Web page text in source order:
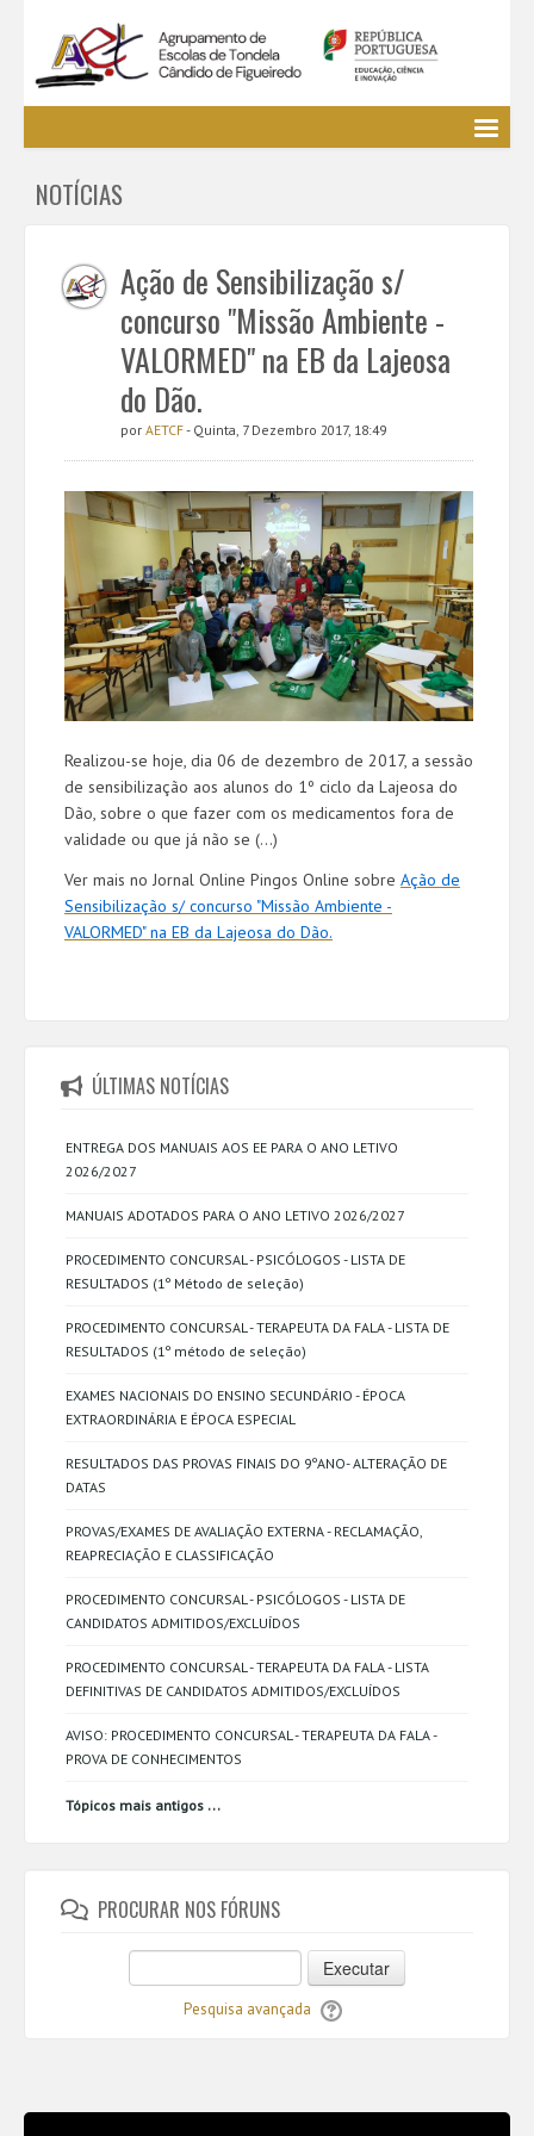
EE / Alunos
Cursos Profissionais
Bibliotecas
Media AETCF
Legislação
Utilizador não identificado. (
NOTÍCIAS
Ação de Sensibilização s/
concurso "Missão Ambiente -
VALORMED" na EB da Lajeosa
do Dão.
por AETCF- Quinta, 7 Dezembro 2017, 18:49
Realizou-se hoje, dia 06 de dezembro de 2017, a sessão
de sensibilização aos alunos do 1º ciclo da Lajeosa do
Dão, sobre o que fazer com os medicamentos fora de
validade ou que já não se (...)
Ver mais no Jornal Online Pingos Online sobre Ação de
Sensibilização s/ concurso "Missão Ambiente -
VALORMED" na EB da Lajeosa do Dão.
ÚLTIMAS NOTÍCIAS
ENTREGA DOS MANUAIS AOS EE PARA O ANO LETIVO
2026/2027
MANUAIS ADOTADOS PARA O ANO LETIVO 2026/2027
PROCEDIMENTO CONCURSAL - PSICÓLOGOS - LISTA DE
RESULTADOS (1º Método de seleção)
PROCEDIMENTO CONCURSAL - TERAPEUTA DA FALA - LISTA DE
RESULTADOS (1º método de seleção)
EXAMES NACIONAIS DO ENSINO SECUNDÁRIO - ÉPOCA
EXTRAORDINÁRIA E ÉPOCA ESPECIAL
RESULTADOS DAS PROVAS FINAIS DO 9ºANO- ALTERAÇÃO DE
DATAS
PROVAS/EXAMES DE AVALIAÇÃO EXTERNA - RECLAMAÇÃO,
REAPRECIAÇÃO E CLASSIFICAÇÃO
PROCEDIMENTO CONCURSAL - PSICÓLOGOS - LISTA DE
CANDIDATOS ADMITIDOS/EXCLUÍDOS
PROCEDIMENTO CONCURSAL - TERAPEUTA DA FALA - LISTA
DEFINITIVAS DE CANDIDATOS ADMITIDOS/EXCLUÍDOS
AVISO: PROCEDIMENTO CONCURSAL - TERAPEUTA DA FALA -
PROVA DE CONHECIMENTOS
Tópicos mais antigos ...
PROCURAR NOS FÓRUNS
Executar
Pesquisa avançada